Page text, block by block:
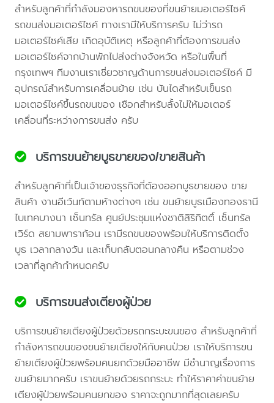
สำหรับลูกค้าที่กำลังมองหารถขนของที่ขนย้ายมอเตอร์ไซค์
รถขนส่งมอเตอร์ไซค์ ทางเรามีให้บริการครับ ไม่ว่ารถ
มอเตอร์ไซค์เสีย เกิดอุบัติเหตุ หรือลูกค้าที่ต้องการขนส่ง
มอเตอร์ไซค์จากบ้านพักไปส่งต่างจังหวัด หรือในพื้นที่
กรุงเทพฯ ทีมงานเราเชี่ยวชาญด้านการขนส่งมอเตอร์ไซค์ มี
อุปกรณ์สำหรับการเคลื่อนย้าย เช่น บันไดสำหรับเข็นรถ
มอเตอร์ไซค์ขึ้นรถขนของ เชือกสำหรับลั้งไม่ให้มอเตอร์
เคลื่อนที่ระหว่างการขนส่ง ครับ
บริการขนย้ายบูธขายของ/ขายสินค้า
สำหรับลูกค้าที่เป็นเจ้าของธุรกิจที่ต้องออกบูธขายของ ขาย
สินค้า งานอีเว้นท์ตามห้างต่างๆ เช่น ขนย้ายบูธเมืองทองธานี
ไบเทคบางนา เซ็นทรัล ศูนย์ประชุมแห่งชาติสิริกิตติ์ เซ็นทรัล
เวิร์ด สยามพาราก้อน เรามีรถขนของพร้อมให้บริการติดตั้ง
บูธ เวลากลางวัน และเก็บกลับตอนกลางคืน หรือตามช่วง
เวลาที่ลูกค้ากำหนดครับ
บริการขนส่งเตียงผู้ป่วย
บริการขนย้ายเตียงผู้ป่วยด้วยรถกระบะขนของ สำหรับลูกค้าที่
กำลังหารถขนของขนย้ายเตียงให้กับคนป่วย เราให้บริการขน
ย้ายเตียงผู้ป่วยพร้อมคนยกด้วยมืออาชีพ มีชำนาญเรื่องการ
ขนย้ายมากครับ เราขนย้ายด้วยรถกระบะ ทำให้ราคาค่าขนย้าย
เตียงผู้ป่วยพร้อมคนยกของ ราคาจะถูกมากที่สุดเลยครับ